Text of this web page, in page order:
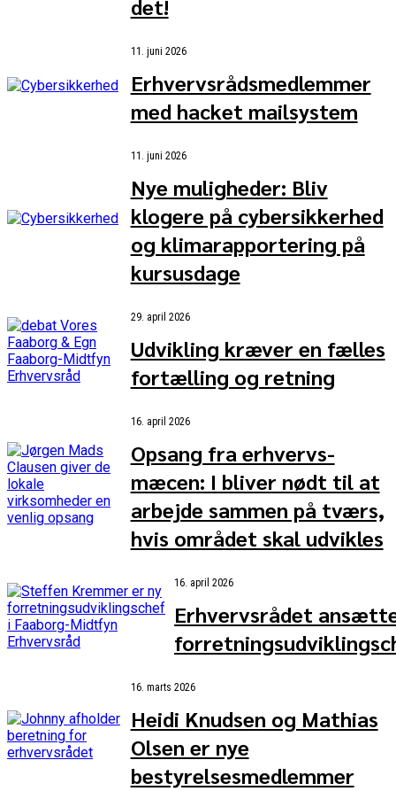
det!
11. juni 2026
Erhvervsrådsmedlemmer
med hacket mailsystem
11. juni 2026
Nye muligheder: Bliv
klogere på cybersikkerhed
og klimarapportering på
kursusdage
29. april 2026
Udvikling kræver en fælles
fortælling og retning
16. april 2026
Opsang fra erhvervs-
mæcen: I bliver nødt til at
arbejde sammen på tværs,
hvis området skal udvikles
16. april 2026
Erhvervsrådet
16. marts 2026
Heidi Knudsen og Mathias
Olsen er nye
bestyrelsesmedlemmer